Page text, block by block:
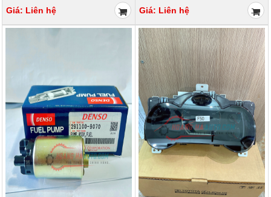
Giá: Liên hệ Giá: Liên hệ